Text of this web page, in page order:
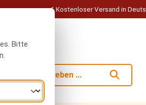
Kostenloser Versand in
Bitte